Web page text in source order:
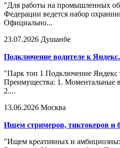
"Для работы на промышленных
Федерации ведется набор
Официально...
23.07.2026 Душанбе
Подключение водителе к
"Парк топ 1 Подключение Яндекс
Преимущества: 1. Моментальные
2....
13.06.2026 Москва
Ищем стримеров, тиктокеров и
"Ищем креативных и